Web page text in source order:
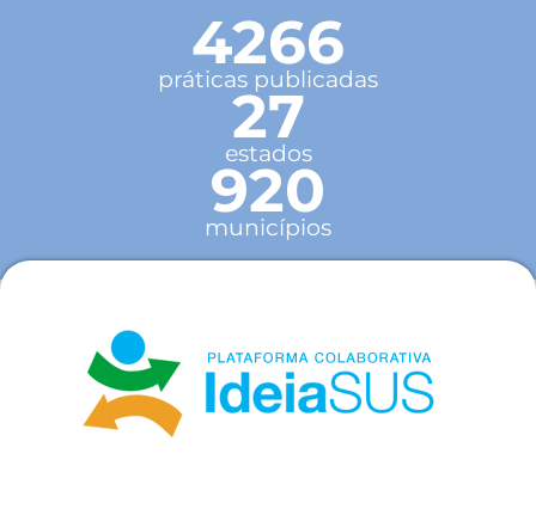
4266
práticas publicadas
27
estados
920
municípios